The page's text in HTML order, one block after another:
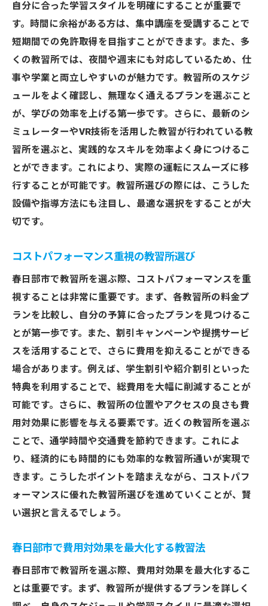
自分に合った学習スタイルを明確にすることが重要で
す。時間に余裕がある方は、集中講座を受講することで
短期間での免許取得を目指すことができます。また、多
くの教習所では、夜間や週末にも対応しているため、仕
事や学業と両立しやすいのが魅力です。教習所のスケジ
ュールをよく確認し、無理なく通えるプランを選ぶこと
が、学びの効率を上げる第一歩です。さらに、最新のシ
ミュレーターやVR技術を活用した教習が行われている教
習所を選ぶと、実践的なスキルを効率よく身につけるこ
とができます。これにより、実際の運転にスムーズに移
行することが可能です。教習所選びの際には、こうした
設備や指導方法にも注目し、最適な選択をすることが大
切です。
コストパフォーマンス重視の教習所選び
春日部市で教習所を選ぶ際、コストパフォーマンスを重
視することは非常に重要です。まず、各教習所の料金プ
ランを比較し、自分の予算に合ったプランを見つけるこ
とが第一歩です。また、割引キャンペーンや提携サービ
スを活用することで、さらに費用を抑えることができる
場合があります。例えば、学生割引や紹介割引といった
特典を利用することで、総費用を大幅に削減することが
可能です。さらに、教習所の位置やアクセスの良さも費
用対効果に影響を与える要素です。近くの教習所を選ぶ
ことで、通学時間や交通費を節約できます。これによ
り、経済的にも時間的にも効率的な教習所通いが実現で
きます。こうしたポイントを踏まえながら、コストパフ
ォーマンスに優れた教習所選びを進めていくことが、賢
い選択と言えるでしょう。
春日部市で費用対効果を最大化する教習法
春日部市で教習所を選ぶ際、費用対効果を最大化するこ
とは重要です。まず、教習所が提供するプランを詳しく